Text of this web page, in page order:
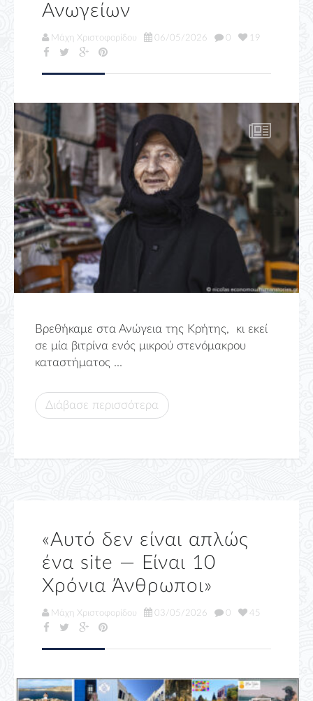
Ανωγείων
Μάχη Χριστοφορίδου 06/05/2026 0 19
Βρεθήκαμε στα Ανώγεια της Κρήτης, κι εκεί
σε μία βιτρίνα ενός μικρού στενόμακρου
καταστήματος ...
Διάβασε περισσότερα
«Αυτό δεν είναι απλώς
ένα site — Είναι 10
Χρόνια Άνθρωποι»
Μάχη Χριστοφορίδου 03/05/2026 0 45